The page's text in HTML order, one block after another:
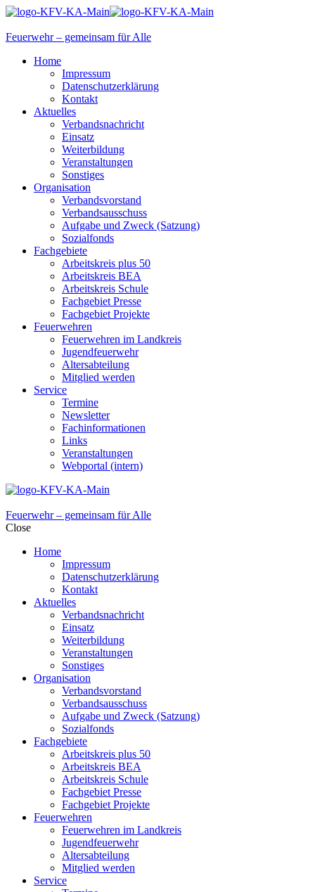
Feuerwehr – gemeinsam für Alle
Home
Impressum
Datenschutzerklärung
Kontakt
Aktuelles
Verbandsnachricht
Einsatz
Weiterbildung
Veranstaltungen
Sonstiges
Organisation
Verbandsvorstand
Verbandsausschuss
Aufgabe und Zweck (Satzung)
Sozialfonds
Fachgebiete
Arbeitskreis plus 50
Arbeitskreis BEA
Arbeitskreis Schule
Fachgebiet Presse
Fachgebiet Projekte
Feuerwehren
Feuerwehren im Landkreis
Jugendfeuerwehr
Altersabteilung
Mitglied werden
Service
Termine
Newsletter
Fachinformationen
Links
Veranstaltungen
Webportal (intern)
Feuerwehr – gemeinsam für Alle
Close
Home
Impressum
Datenschutzerklärung
Kontakt
Aktuelles
Verbandsnachricht
Einsatz
Weiterbildung
Veranstaltungen
Sonstiges
Organisation
Verbandsvorstand
Verbandsausschuss
Aufgabe und Zweck (Satzung)
Sozialfonds
Fachgebiete
Arbeitskreis plus 50
Arbeitskreis BEA
Arbeitskreis Schule
Fachgebiet Presse
Fachgebiet Projekte
Feuerwehren
Feuerwehren im Landkreis
Jugendfeuerwehr
Altersabteilung
Mitglied werden
Service